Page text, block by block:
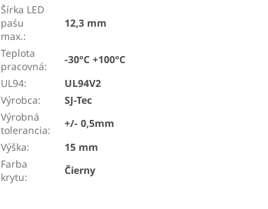
Šírka LED
paśu
max.:
12,3 mm
Teplota
pracovná:
-30°C +100°C
UL94:
UL94V2
Výrobca:
SJ-Tec
Výrobná
tolerancia:
+/- 0,5mm
Výška:
15 mm
Farba
krytu:
Čierny